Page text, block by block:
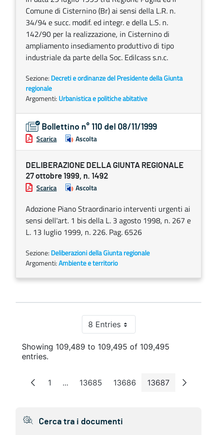
Comune di Cisternino (Br) ai sensi della L.R. n.
34/94 e succ. modif. ed integr. e della L.S. n.
142/90 per la realizzazione, in Cisternino di
ampliamento insediamento produttivo di tipo
industriale da parte della Soc. Edilcass s.n.c.
Sezione: Decreti e ordinanze del Presidente della Giunta
regionale
Argomenti: Urbanistica e politiche abitative
Bollettino n° 110 del 08/11/1999
Scarica Ascolta
DELIBERAZIONE DELLA GIUNTA REGIONALE
27 ottobre 1999, n. 1492
Scarica Ascolta
Adozione Piano Straordinario interventi urgenti ai
sensi dell'art. 1 bis della L. 3 agosto 1998, n. 267 e
L. 13 luglio 1999, n. 226. Pag. 6526
Sezione: Deliberazioni della Giunta regionale
Argomenti:Ambiente e territorio
8 EntriesPer Page
Showing 109,489 to 109,495 of 109,495
entries.
Page
1 ...Intermediate Pages
Page
13685 Page
13686 Page
13687
Cerca tra i documenti